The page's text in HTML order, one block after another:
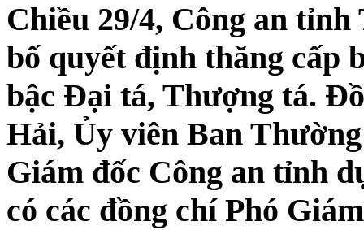
Chiều 29/4, Công an
bố quyết định thăng cấp
bậc Đại tá, Thượng tá.
Hải, Ủy viên Ban
Giám đốc Công an tỉnh
có các đồng chí Phó